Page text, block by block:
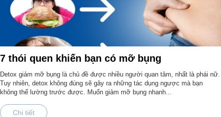
7 thói quen khiến bạn có mỡ bụng
Detox giảm mỡ bụng là chủ đề được nhiều người quan tâm, nhất là phái nữ.
Tuy nhiên, detox không đúng sẽ gây ra những tác dụng ngược mà bạn
không thể lường trước được. Muốn giảm mỡ bụng nhanh...
Chi tiết